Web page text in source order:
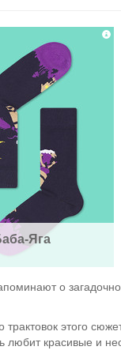
Яга
о
этого
любит красивые и